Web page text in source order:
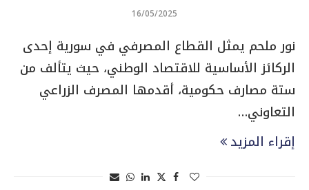
16/05/2025
نور ملحم يمثل القطاع المصرفي في سورية إحدى
الركائز الأساسية للاقتصاد الوطني، حيث يتألف من
ستة مصارف حكومية، أقدمها المصرف الزراعي
التعاوني…
إقراء المزيد